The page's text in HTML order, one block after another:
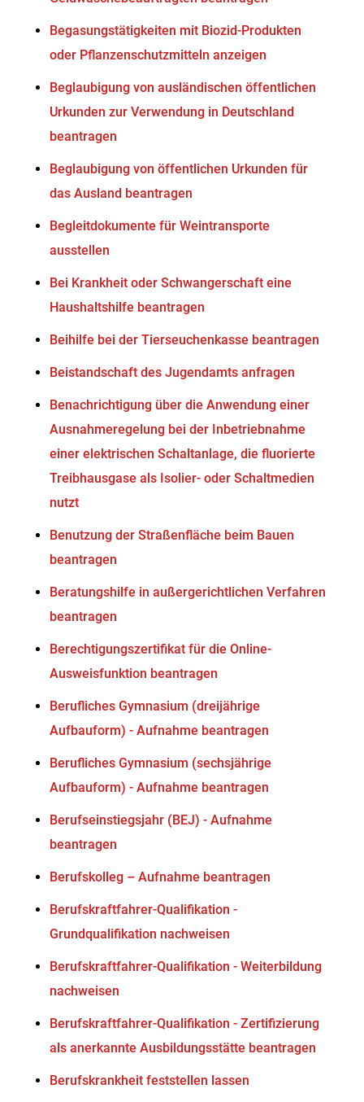
Begasungstätigkeiten mit Biozid-Produkten
oder Pflanzenschutzmitteln anzeigen
Beglaubigung von ausländischen öffentlichen
Urkunden zur Verwendung in Deutschland
beantragen
Beglaubigung von öffentlichen Urkunden für
das Ausland beantragen
Begleitdokumente für Weintransporte
ausstellen
Bei Krankheit oder Schwangerschaft eine
Haushaltshilfe beantragen
Beihilfe bei der Tierseuchenkasse beantragen
Beistandschaft des Jugendamts anfragen
Benachrichtigung über die Anwendung einer
Ausnahmeregelung bei der Inbetriebnahme
einer elektrischen Schaltanlage, die fluorierte
Treibhausgase als Isolier- oder Schaltmedien
nutzt
Benutzung der Straßenfläche beim Bauen
beantragen
Beratungshilfe in außergerichtlichen Verfahren
beantragen
Berechtigungszertifikat für die Online-
Ausweisfunktion beantragen
Berufliches Gymnasium (dreijährige
Aufbauform) - Aufnahme beantragen
Berufliches Gymnasium (sechsjährige
Aufbauform) - Aufnahme beantragen
Berufseinstiegsjahr (BEJ) - Aufnahme
beantragen
Berufskolleg – Aufnahme beantragen
Berufskraftfahrer-Qualifikation -
Grundqualifikation nachweisen
Berufskraftfahrer-Qualifikation - Weiterbildung
nachweisen
Berufskraftfahrer-Qualifikation - Zertifizierung
als anerkannte Ausbildungsstätte beantragen
Berufskrankheit feststellen lassen